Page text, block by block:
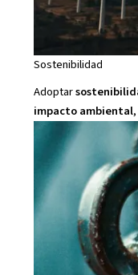
Sostenibilidad
Adoptar
impacto ambiental